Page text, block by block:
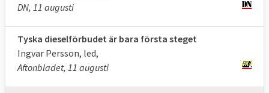
DN, 11 augusti
Tyska dieselförbudet är bara första steget
Ingvar Persson, led,
Aftonbladet, 11 augusti